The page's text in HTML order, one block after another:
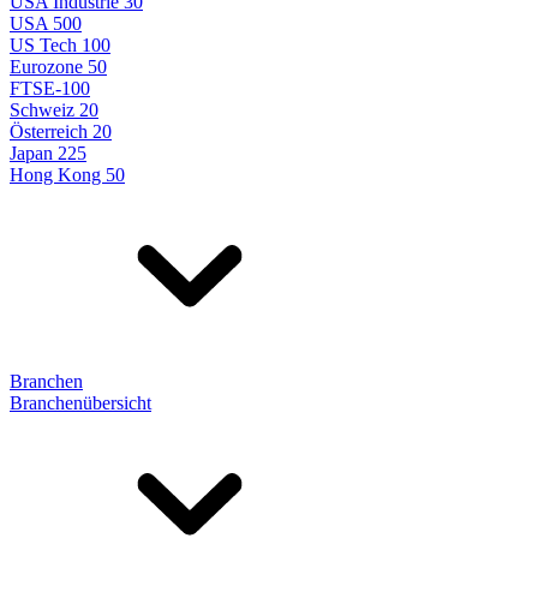
USA 500
US Tech 100
Eurozone 50
FTSE-100
Schweiz 20
Österreich 20
Japan 225
Hong Kong 50
Branchen
Branchenübersicht